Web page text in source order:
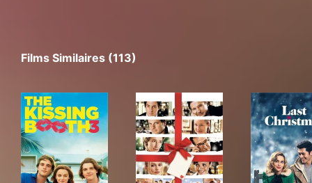
Films Similaires (113)